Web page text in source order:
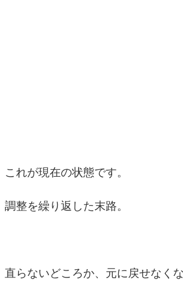
これが現在の状態です。
調整を繰り返した末路。
直らないどころか、元に戻せなく